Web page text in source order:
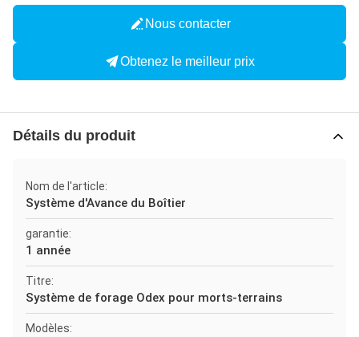
Nous contacter
Obtenez le meilleur prix
Détails du produit
Nom de l'article:
Système d'Avance du Boîtier
garantie:
1 année
Titre:
Système de forage Odex pour morts-terrains
Modèles: